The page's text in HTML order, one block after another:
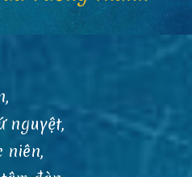
nguyệt,
niên,